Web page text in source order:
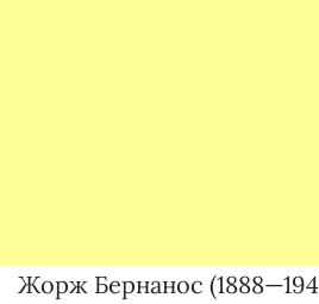
Жорж Бернанос